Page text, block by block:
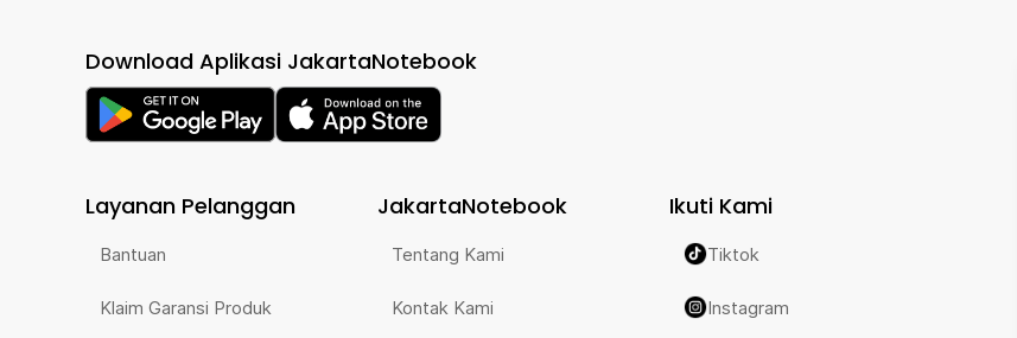
Download Aplikasi JakartaNotebook
Layanan Pelanggan
Bantuan
Klaim Garansi Produk
JakartaNotebook
Tentang Kami
Kontak Kami
Ikuti Kami
Tiktok
Instagram